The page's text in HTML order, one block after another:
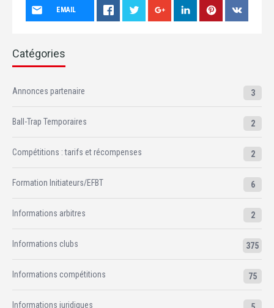
EMAIL
Catégories
Annonces partenaire 3
Ball-Trap Temporaires 2
Compétitions : tarifs et récompenses 2
Formation Initiateurs/EFBT 6
Informations arbitres 2
Informations clubs 375
Informations compétitions 75
Informations juridiques